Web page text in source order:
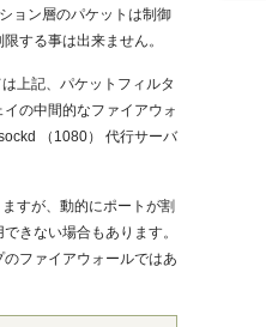
ョン層のパケットは制御
する事は出来ません。
上記、パケットフィルタ
の中間的なファイアウォ
（1080） 代行サーバ
すが、動的にポートが割
きない場合もあります。
ファイアウォールではあ